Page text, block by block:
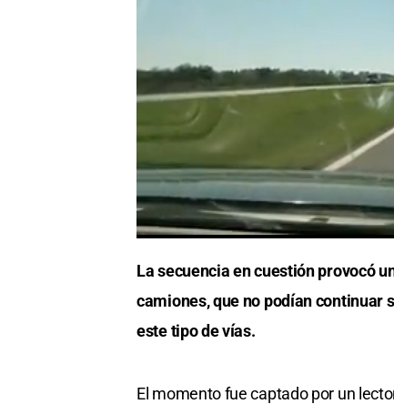
La secuencia en cuestión provocó
camiones, que no podían continuar
este tipo de vías.
El momento fue captado por un